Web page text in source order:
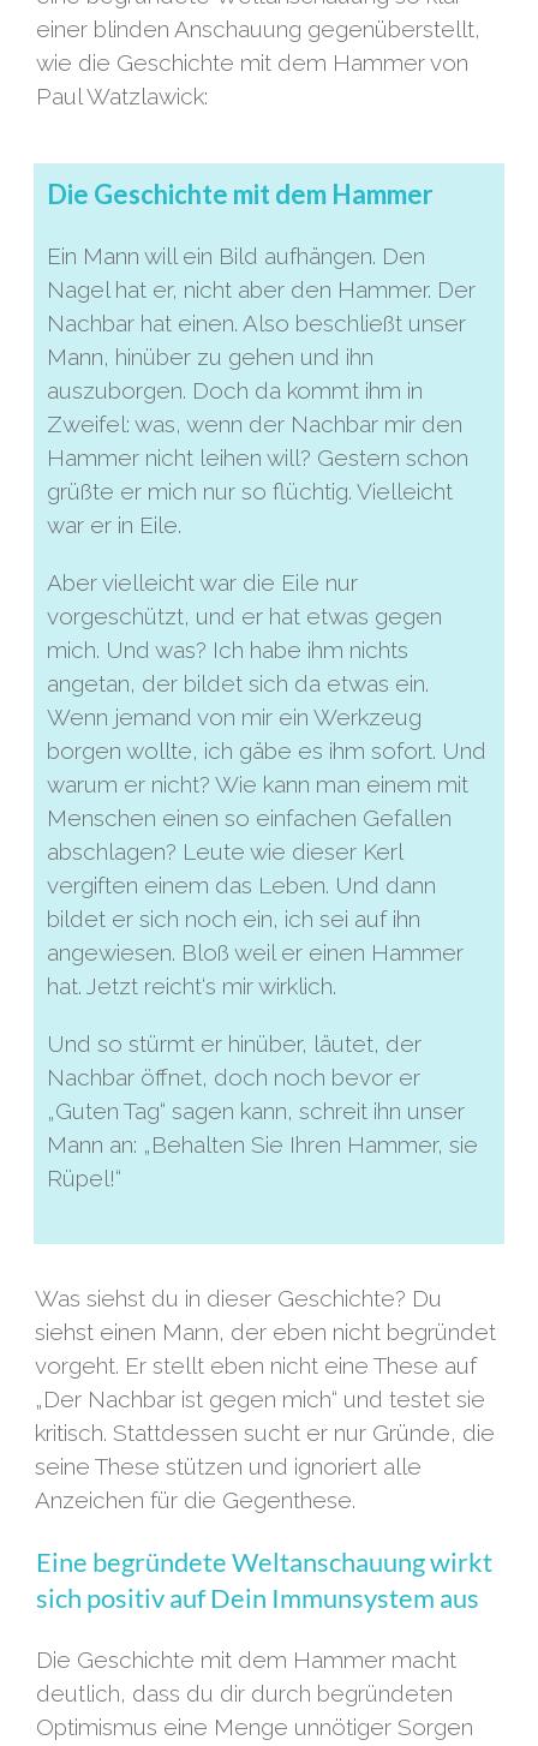
einer blinden Anschauung gegenüberstellt,
wie die Geschichte mit dem Hammer von
Paul Watzlawick:
Die Geschichte mit dem Hammer
Ein Mann will ein Bild aufhängen. Den
Nagel hat er, nicht aber den Hammer. Der
Nachbar hat einen. Also beschließt unser
Mann, hinüber zu gehen und ihn
auszuborgen. Doch da kommt ihm in
Zweifel: was, wenn der Nachbar mir den
Hammer nicht leihen will? Gestern schon
grüßte er mich nur so flüchtig. Vielleicht
war er in Eile.
Aber vielleicht war die Eile nur
vorgeschützt, und er hat etwas gegen
mich. Und was? Ich habe ihm nichts
angetan, der bildet sich da etwas ein.
Wenn jemand von mir ein Werkzeug
borgen wollte, ich gäbe es ihm sofort. Und
warum er nicht? Wie kann man einem mit
Menschen einen so einfachen Gefallen
abschlagen? Leute wie dieser Kerl
vergiften einem das Leben. Und dann
bildet er sich noch ein, ich sei auf ihn
angewiesen. Bloß weil er einen Hammer
hat. Jetzt reicht‘s mir wirklich.
Und so stürmt er hinüber, läutet, der
Nachbar öffnet, doch noch bevor er
„Guten Tag“ sagen kann, schreit ihn unser
Mann an: „Behalten Sie Ihren Hammer, sie
Rüpel!“
Was siehst du in dieser Geschichte? Du
siehst einen Mann, der eben nicht begründet
vorgeht. Er stellt eben nicht eine These auf
„Der Nachbar ist gegen mich“ und testet sie
kritisch. Stattdessen sucht er nur Gründe, die
seine These stützen und ignoriert alle
Anzeichen für die Gegenthese.
Eine begründete Weltanschauung wirkt
sich positiv auf Dein Immunsystem aus
Die Geschichte mit dem Hammer macht
deutlich, dass du dir durch begründeten
Optimismus eine Menge unnötiger Sorgen